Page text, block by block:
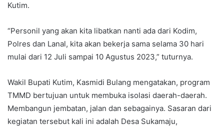
Kutim.
“Personil yang akan kita libatkan nanti ada dari Kodim,
Polres dan Lanal, kita akan bekerja sama selama 30 hari
mulai dari 12 Juli sampai 10 Agustus 2023,” tuturnya.
Wakil Bupati Kutim, Kasmidi Bulang mengatakan, program
TMMD bertujuan untuk membuka isolasi daerah-daerah.
Membangun jembatan, jalan dan sebagainya. Sasaran dari
kegiatan tersebut kali ini adalah Desa Sukamaju,